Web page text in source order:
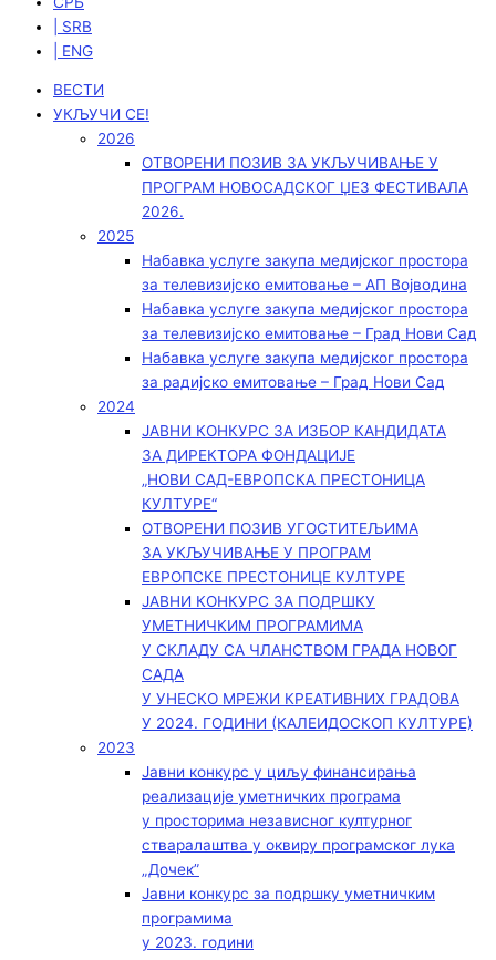
| SRB
| ENG
ВЕСТИ
УКЉУЧИ СЕ!
2026
ОТВОРЕНИ ПОЗИВ ЗА УКЉУЧИВАЊЕ У
ПРОГРАМ НОВОСАДСКОГ ЏЕЗ ФЕСТИВАЛА
2026.
2025
Набавка услуге закупа медијског простора
за телевизијско емитовање – АП Војводинa
Набавка услуге закупа медијског простора
за телевизијско емитовање – Град Нови Сад
Набавка услуге закупа медијског простора
за радијско емитовање – Град Нови Сад
2024
ЈАВНИ КОНКУРС ЗА ИЗБОР КАНДИДАТА
ЗА ДИРЕКТОРА ФОНДАЦИЈЕ
„НОВИ САД-ЕВРОПСКА ПРЕСТОНИЦА
КУЛТУРЕ“
ОТВОРЕНИ ПОЗИВ УГОСТИТЕЉИМА
ЗА УКЉУЧИВАЊЕ У ПРОГРАМ
ЕВРОПСКЕ ПРЕСТОНИЦЕ КУЛТУРЕ
ЈАВНИ КОНКУРС ЗА ПОДРШКУ
УМЕТНИЧКИМ ПРОГРАМИМА
У СКЛАДУ СА ЧЛАНСТВОМ ГРАДА НОВОГ
САДА
У УНЕСКО МРЕЖИ КРЕАТИВНИХ ГРАДОВА
У 2024. ГОДИНИ (КАЛЕИДОСКОП КУЛТУРЕ)
2023
Јавни конкурс у циљу финансирања
реализације уметничких програма
у просторима независног културног
стваралаштва у оквиру програмског лука
„Дочек”
Јавни конкурс за подршку уметничким
програмима
у 2023. години